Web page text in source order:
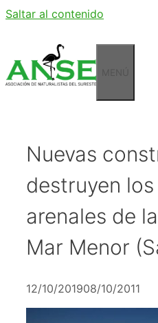
Saltar al contenido
Nuevas
destruyen
arenales de
Mar Menor
12/10/201908/10/2011